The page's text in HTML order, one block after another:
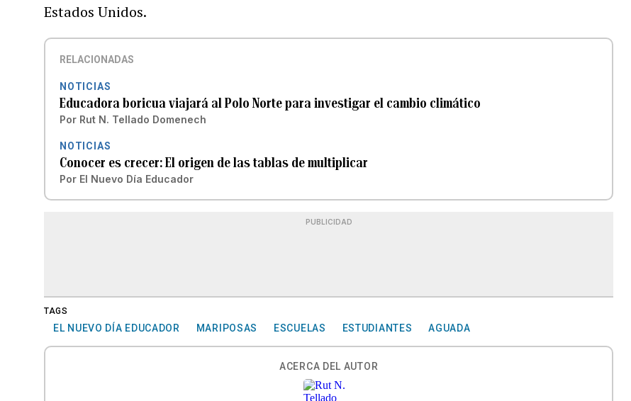
Estados Unidos.
RELACIONADAS
NOTICIAS
Educadora boricua viajará al Polo Norte para investigar el cambio climático
Por Rut N. Tellado Domenech
NOTICIAS
Conocer es crecer: El origen de las tablas de multiplicar
Por El Nuevo Día Educador
PUBLICIDAD
TAGS
EL NUEVO DÍA EDUCADOR MARIPOSAS ESCUELAS ESTUDIANTES AGUADA
ACERCA DEL AUTOR